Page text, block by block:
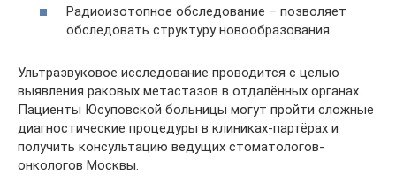
Радиоизотопное обследование – позволяет
обследовать структуру новообразования.
Ультразвуковое исследование проводится с целью
выявления раковых метастазов в отдалённых органах.
Пациенты Юсуповской больницы могут пройти сложные
диагностические процедуры в клиниках-партёрах и
получить консультацию ведущих стоматологов-
онкологов Москвы.